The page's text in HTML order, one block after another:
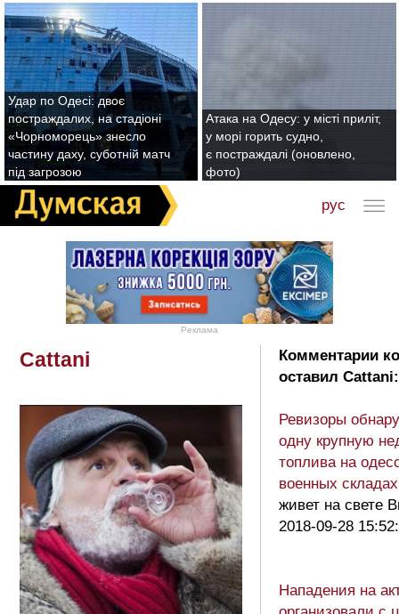
Удар по Одесі: двоє
постраждалих, на стадіоні
«Чорноморець» знесло
частину даху, суботній матч
під загрозою
Атака на Одесу: у місті приліт,
у морі горить судно,
є постраждалі (оновлено,
фото)
рус
Реклама
Cattani
Комментарии
оставил Cattani:
Ревизоры
одну крупную
топлива на
военных складах
живет на свете
2018-09-28
Нападения на